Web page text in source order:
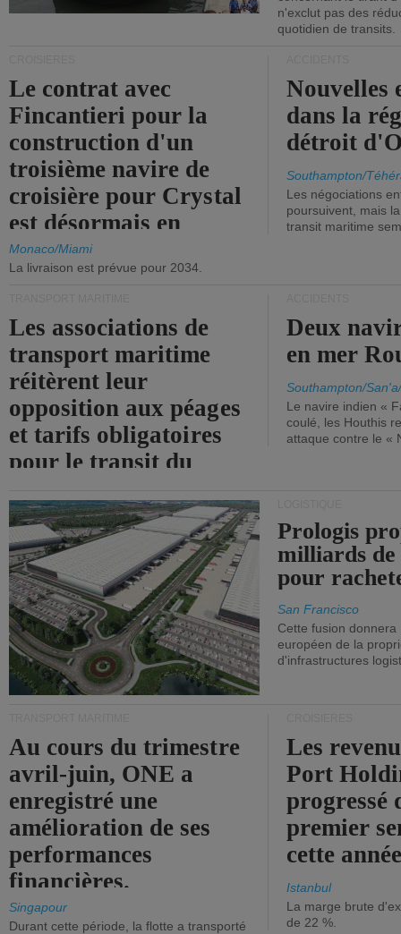
n'exclut pas des
quotidien de transits.
Le contrat avec
Fincantieri pour la
construction d'un
troisième navire de
croisière pour Crystal
est désormais en
vigueur.
Monaco/Miami
La livraison est prévue pour 2034.
Nouvelles
dans la
détroit
Southampton/
Les négociations
poursuivent, mais
transit maritime
Les associations de
transport maritime
réitèrent leur
opposition aux péages
et tarifs obligatoires
pour le transit du
Deux
en mer
Southampton/
Le navire indien «
coulé, les Houthis
attaque contre le «
Prologis
milliards
pour
San Francisco
Cette fusion
européen de la
d'infrastructures
Au cours du trimestre
avril-juin, ONE a
enregistré une
amélioration de ses
performances
financières.
Singapour
Durant cette période, la flotte a transporté
Les
Port
progressé
premier
cette
Istanbul
La marge brute
de 22 %.